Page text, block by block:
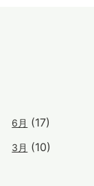
6月 (17)
3月 (10)